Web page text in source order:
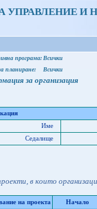
И
програма: Всички
планиране:
Всички
за организация
Име
Седалище
в които
на проекта
Начало